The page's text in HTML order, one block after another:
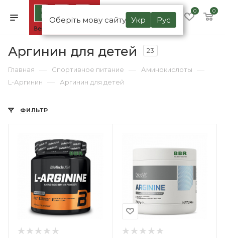
Оберіть мову сайту Укр Рус
0 0
Аргинин для детей 23
Главная — Спортивное питание — Аминокислоты —
L-Аргинин — Аргинин для детей
ФИЛЬТР